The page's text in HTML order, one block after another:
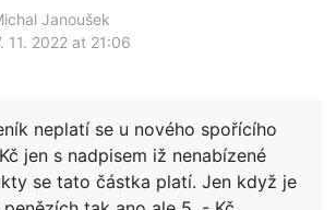
Janoušek
11. 2022 at 21:06
neplatí se u nového spořícího
jen s nadpisem iž nenabízené
se tato částka platí. Jen když je